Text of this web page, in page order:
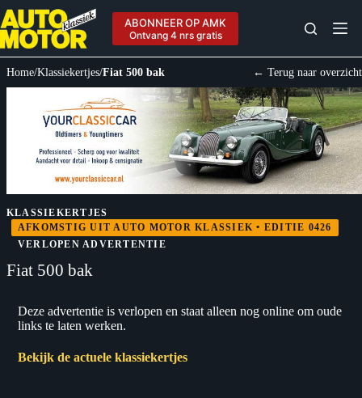
Ga
naar
de
inhoud
ABONNEER OP AMK
Ontvang 4 nrs gratis
Home/Klassiekertjes/Fiat 500 bak ← Terug naar overzicht
KLASSIEKERTJES
AFKOMSTIG UIT AUTO MOTOR KLASSIEK • EDITIE 0426
VERLOPEN ADVERTENTIE
Fiat 500 bak
Deze advertentie is verlopen en staat alleen nog online om oude
links te laten werken.
Bekijk de actuele klassiekertjes